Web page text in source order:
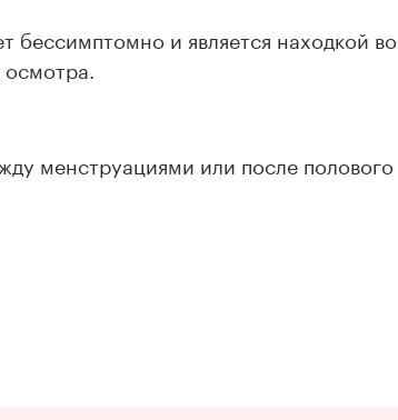
бессимптомно и является находкой во
менструациями или после полового